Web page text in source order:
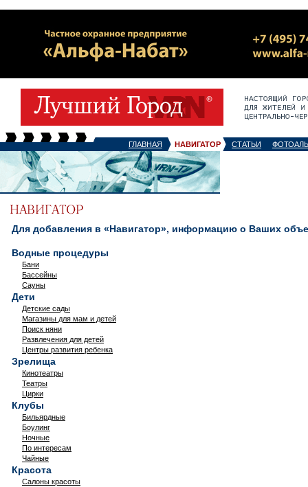
ГЛАВНАЯ НАВИГАТОР СТАТЬИ
Для добавления в «Навигатор», информацию о Ваших
Водные процедуры
Бани
Бассейны
Сауны
Дети
Детские сады
Магазины для мам и детей
Поиск няни
Развлечения для детей
Центры развития ребенка
Зрелища
Кинотеатры
Театры
Цирки
Клубы
Бильярдные
Боулинг
Ночные
По интересам
Чайные
Красота
Салоны красоты